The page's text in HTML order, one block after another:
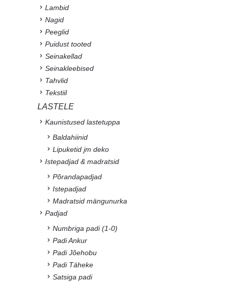
Lambid
Nagid
Peeglid
Puidust tooted
Seinakellad
Seinakleebised
Tahvlid
Tekstiil
LASTELE
Kaunistused lastetuppa
Baldahiinid
Lipuketid jm deko
Istepadjad & madratsid
Põrandapadjad
Istepadjad
Madratsid mängunurka
Padjad
Numbriga padi (1-0)
Padi Ankur
Padi Jõehobu
Padi Täheke
Satsiga padi